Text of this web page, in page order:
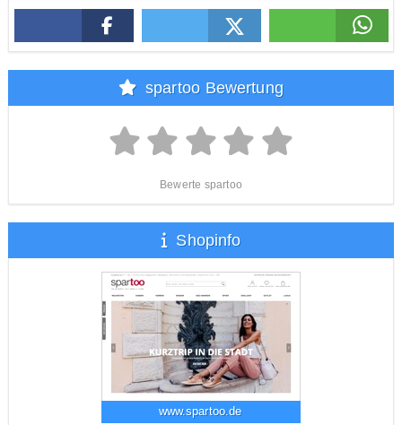
spartoo Bewertung
Bewerte spartoo
Shopinfo
www.spartoo.de